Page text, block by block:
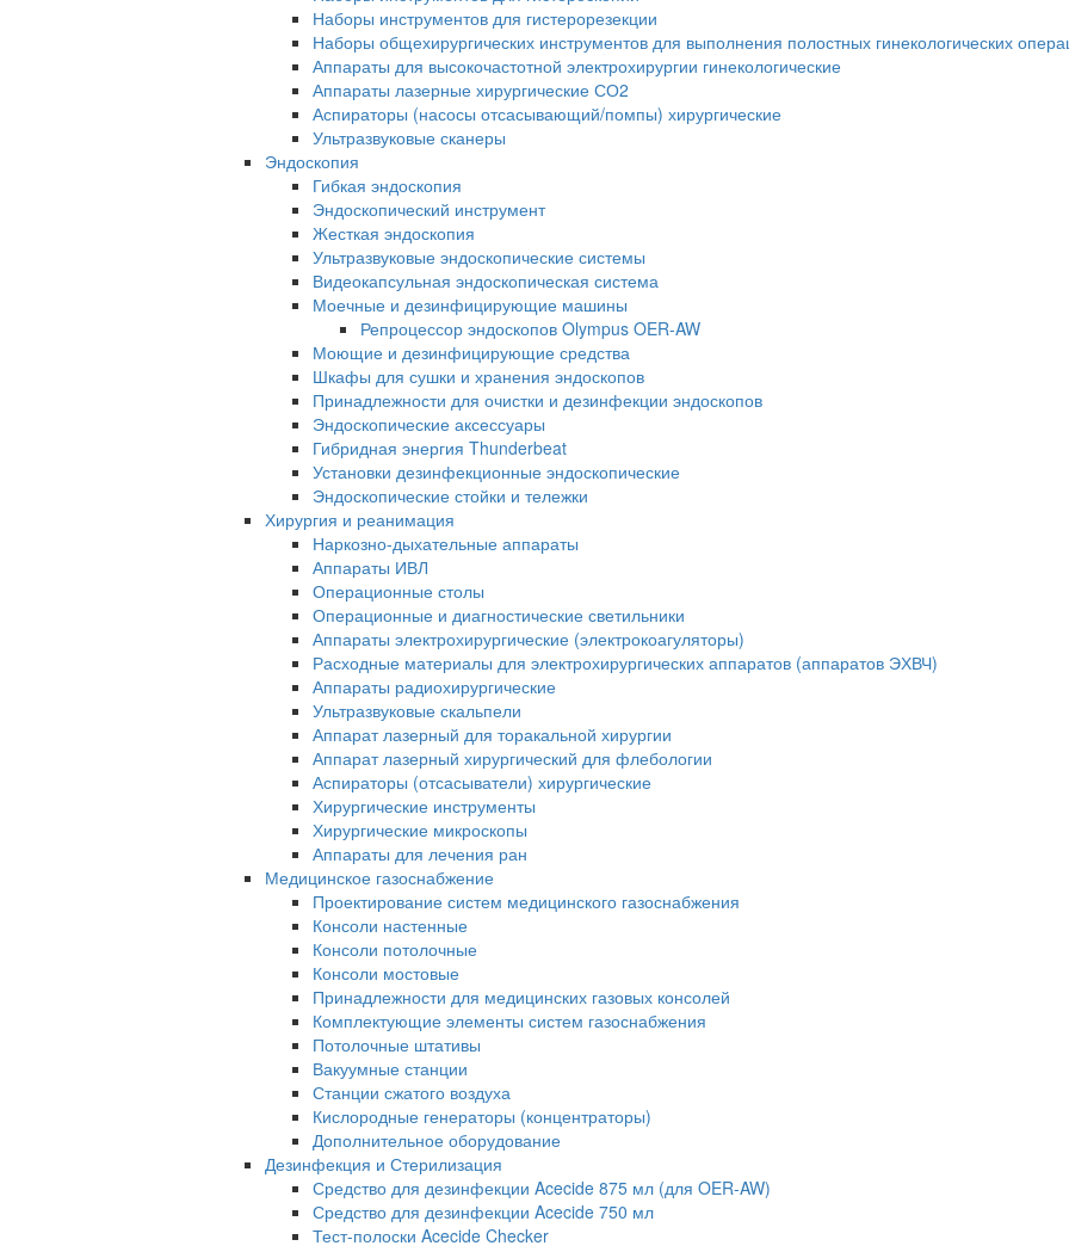
Наборы инструментов для гистерорезекции
Наборы общехирургических инструментов для выполнения полостных гинекологических
Аппараты для высокочастотной электрохирургии гинекологические
Аппараты лазерные хирургические СО2
Аспираторы (насосы отсасывающий/помпы) хирургические
Ультразвуковые сканеры
Эндоскопия
Гибкая эндоскопия
Эндоскопический инструмент
Жесткая эндоскопия
Ультразвуковые эндоскопические системы
Видеокапсульная эндоскопическая система
Моечные и дезинфицирующие машины
Репроцессор эндоскопов Olympus OER-AW
Моющие и дезинфицирующие средства
Шкафы для сушки и хранения эндоскопов
Принадлежности для очистки и дезинфекции эндоскопов
Эндоскопические аксессуары
Гибридная энергия Thunderbeat
Установки дезинфекционные эндоскопические
Эндоскопические стойки и тележки
Хирургия и реанимация
Наркозно-дыхательные аппараты
Аппараты ИВЛ
Операционные столы
Операционные и диагностические светильники
Аппараты электрохирургические (электрокоагуляторы)
Расходные материалы для электрохирургических аппаратов (аппаратов ЭХВЧ)
Аппараты радиохирургические
Ультразвуковые скальпели
Аппарат лазерный для торакальной хирургии
Аппарат лазерный хирургический для флебологии
Аспираторы (отсасыватели) хирургические
Хирургические инструменты
Хирургические микроскопы
Аппараты для лечения ран
Медицинское газоснабжение
Проектирование систем медицинского газоснабжения
Консоли настенные
Консоли потолочные
Консоли мостовые
Принадлежности для медицинских газовых консолей
Комплектующие элементы систем газоснабжения
Потолочные штативы
Вакуумные станции
Станции сжатого воздуха
Кислородные генераторы (концентраторы)
Дополнительное оборудование
Дезинфекция и Стерилизация
Средство для дезинфекции Acecide 875 мл (для OER-AW)
Средство для дезинфекции Acecide 750 мл
Тест-полоски Acecide Checker